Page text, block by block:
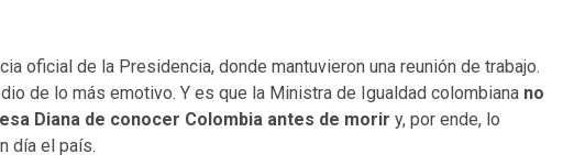
oficial de la Presidencia, donde mantuvieron una reunión de trabajo.
de lo más emotivo. Y es que la Ministra de Igualdad colombiana no
Diana de conocer Colombia antes de morir y, por ende, lo
día el país.